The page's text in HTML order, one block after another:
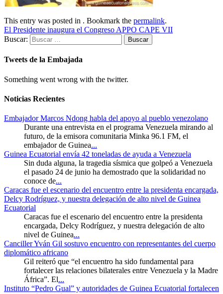
This entry was posted in . Bookmark the permalink.
El Presidente inaugura el Congreso APPO CAPE VII
Buscar:
Tweets de la Embajada
Something went wrong with the twitter.
Noticias Recientes
Embajador Marcos Ndong habla del apoyo al pueblo venezolano
Durante una entrevista en el programa Venezuela mirando al
futuro, de la emisora comunitaria Minka 96.1 FM, el
embajador de Guinea...
Guinea Ecuatorial envía 42 toneladas de ayuda a Venezuela
Sin duda alguna, la tragedia sísmica que golpeó a Venezuela
el pasado 24 de junio ha demostrado que la solidaridad no
conoce de...
Caracas fue el escenario del encuentro entre la presidenta encargada,
Delcy Rodríguez, y nuestra delegación de alto nivel de Guinea
Ecuatorial
Caracas fue el escenario del encuentro entre la presidenta
encargada, Delcy Rodríguez, y nuestra delegación de alto
nivel de Guinea...
Canciller Yván Gil sostuvo encuentro con representantes del cuerpo
diplomático africano
Gil reiteró que “el encuentro ha sido fundamental para
fortalecer las relaciones bilaterales entre Venezuela y la Madre
África”. El...
Instituto “Pedro Gual” y autoridades de Guinea Ecuatorial fortalecen